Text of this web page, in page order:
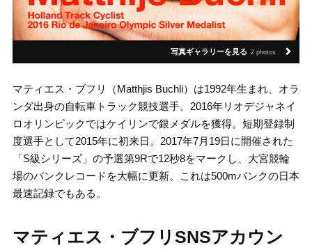
写真ギャラリーを見る 2 photos
マティエス・ブフリ（Matthjis Buchli）は1992年生まれ、オラ
ンダ出身の自転車トラック競技選手。2016年リオデジャネイ
ロオリンピックではケイリンで銀メダルを獲得。短期登録制
度選手として2015年に初来日。2017年7月19日に開催された
「S級シリーズ」の予選第9Rで12秒8をマークし、大宮競輪
場のバンクレコードを大幅に更新。これは500mバンクの日本
最速記録でもある。
マティエス・ブフリSNSアカウン